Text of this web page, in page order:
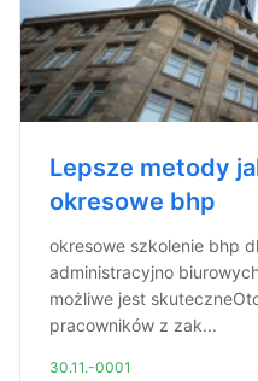
Lepsze metody
okresowe bhp
okresowe szkolenie bhp
administracyjno
możliwe jest
pracowników z zak...
30.11.-0001